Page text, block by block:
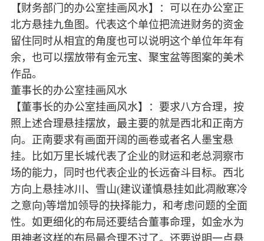
【财务部门的办公室挂画风水】：可以在办公室正
北方悬挂九鱼图。代表这个单位把流进财务的资金
留住同时从相宜的角度也可以说明这个单位年年有
余，也可以摆放带有金元宝、聚宝盆等图案的美术
作品。
董事长的办公室挂画风水
【董事长的办公室挂画风水】：要求八方合理，按
照上述合理悬挂摆放，最主要的就是西北和正南方
向。正南要求有画面开阔的画卷或者名人墨宝悬
挂。比如万里长城代表了企业的财运和老总洞察市
场的能力，同时也代表企业的长远奋斗目标。西北
方向上悬挂冰川、雪山(建议谨慎悬挂如此凋敝寒冷
之意向)等增加领导的抉择能力，和考虑问题的全面
性。如更细化的布局还要结合董事命理，如金水为